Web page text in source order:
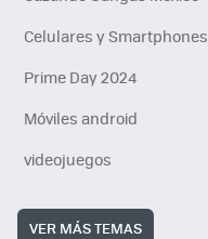
Celulares y Smartphones
Prime Day 2024
Móviles android
videojuegos
VER MÁS TEMAS